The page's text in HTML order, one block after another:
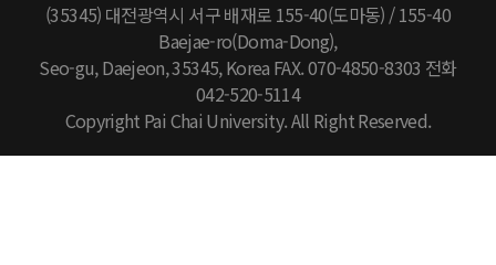
(35345) 대전광역시 서구 배재로 155-40(도마동) / 155-40
Baejae-ro(Doma-Dong),
Seo-gu, Daejeon, 35345, Korea FAX. 070-4850-8303 전화
042-520-5114
Copyright Pai Chai University. All Right Reserved.